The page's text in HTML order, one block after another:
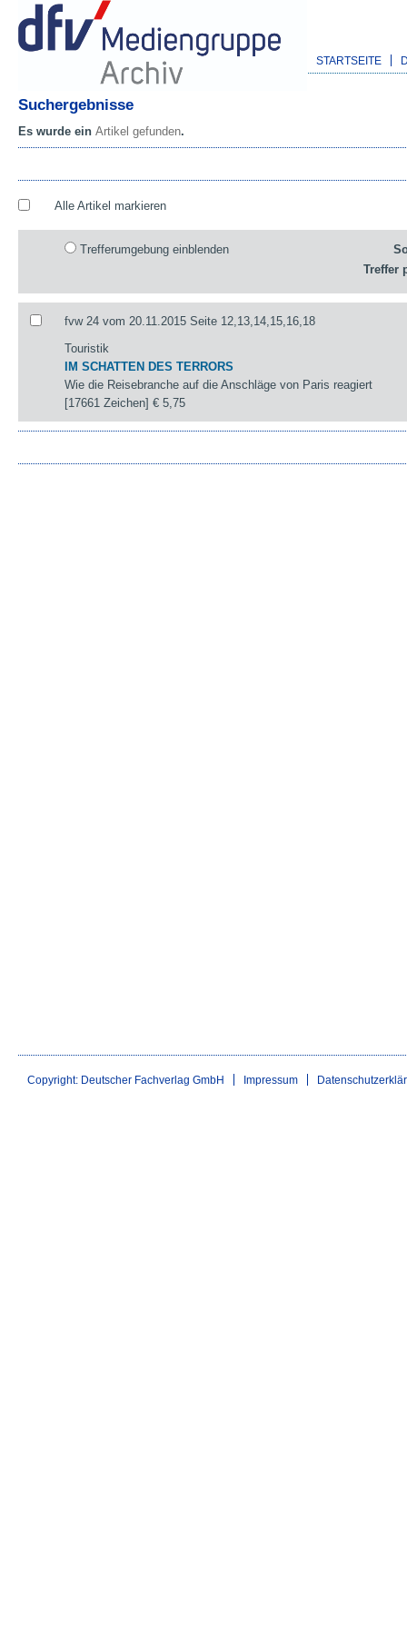
STARTSEITE
Suchergebnisse
Es wurde ein Artikel gefunden.
Alle Artikel markieren
Trefferumgebung einblenden
Treffer
fvw 24 vom 20.11.2015 Seite 12,13,14,15,16,18
Touristik
IM SCHATTEN DES TERRORS
Wie die Reisebranche auf die Anschläge von Paris reagiert
[17661 Zeichen]€ 5,75
Copyright: Deutscher Fachverlag GmbH Impressum